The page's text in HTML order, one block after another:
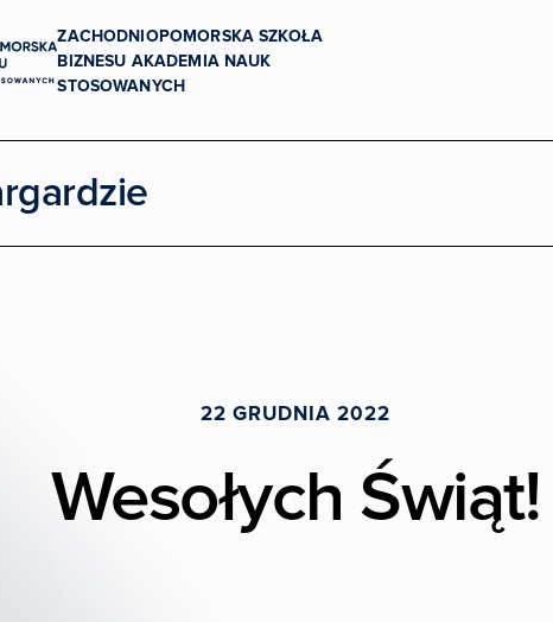
ZACHODNIOPOMORSKA SZKOŁA
BIZNESU AKADEMIA NAUK
STOSOWANYCH
22 GRUDNIA 2022
Wesołych Świąt!